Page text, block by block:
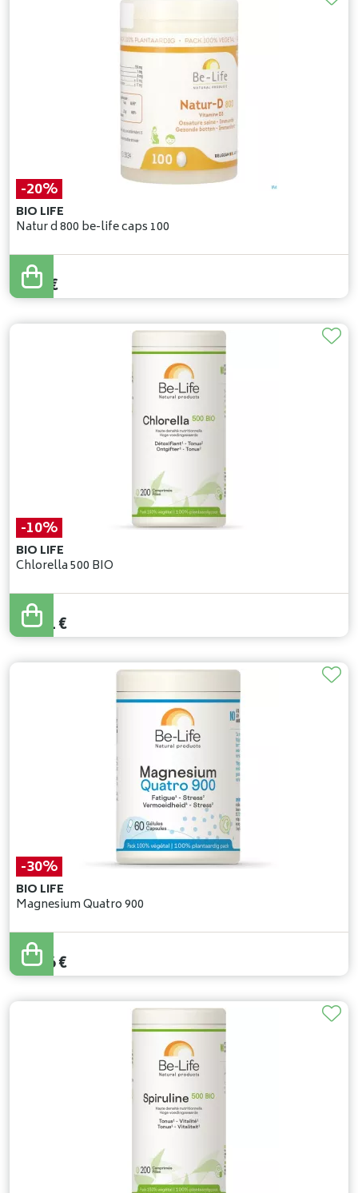
-20%
BIO LIFE
Natur d 800 be-life caps 100
10,50
8,40 €
-10%
BIO LIFE
Chlorella 500 BIO
23,90
21,51€
-30%
BIO LIFE
Magnesium Quatro 900
18,80
13,16€